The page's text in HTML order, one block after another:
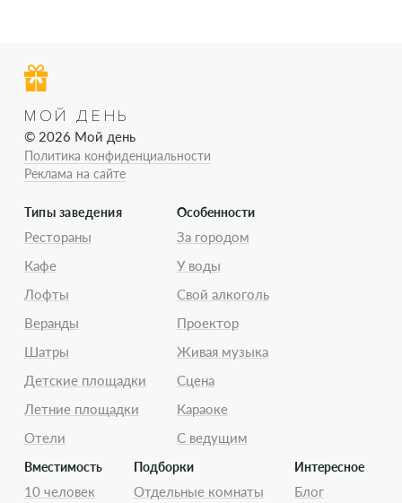
МОЙ ДЕНЬ
© 2026 Мой день
Политика конфиденциальности
Реклама на сайте
Типы заведения
Рестораны
Кафе
Лофты
Веранды
Шатры
Детские площадки
Летние площадки
Отели
Особенности
За городом
У воды
Свой алкоголь
Проектор
Живая музыка
Сцена
Караоке
С ведущим
Вместимость
10 человек
Подборки
Отдельные комнаты
Интересное
Блог